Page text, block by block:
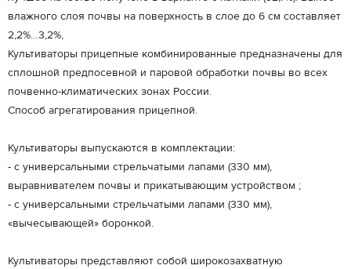
влажного слоя почвы на поверхность в слое до 6 см составляет
2,2%…3,2%,
Культиваторы прицепные комбинированные предназначены для
сплошной предпосевной и паровой обработки почвы во всех
почвенно-климатических зонах России.
Способ агрегатирования прицепной.
Культиваторы выпускаются в комплектации:
- с универсальными стрельчатыми лапами (330 мм),
выравнивателем почвы и прикатывающим устройством ;
- с универсальными стрельчатыми лапами (330 мм),
«вычесывающей» боронкой.
Культиваторы представляют собой широкозахватную